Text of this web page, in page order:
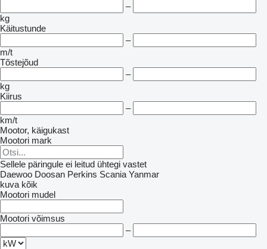
–
kg
Käitustunde
–
m/t
Tõstejõud
–
kg
Kiirus
–
km/t
Mootor, käigukast
Mootori mark
Sellele päringule ei leitud ühtegi vastet
Daewoo Doosan Perkins Scania Yanmar
kuva kõik
Mootori mudel
Mootori võimsus
–